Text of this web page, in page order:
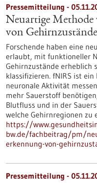
Pressemitteilung -
Neuartige Methode
von
Forschende haben eine
erlaubt, mit funktioneller
Gehirnzustände erheblich
klassifizieren. fNIRS ist
neuronale Aktivität
mehr Sauerstoff
Blutfluss und in der
welche Gehirnregionen
https://
bw.de/fachbeitrag/pm/
erkennung-von-
Pressemitteilung -